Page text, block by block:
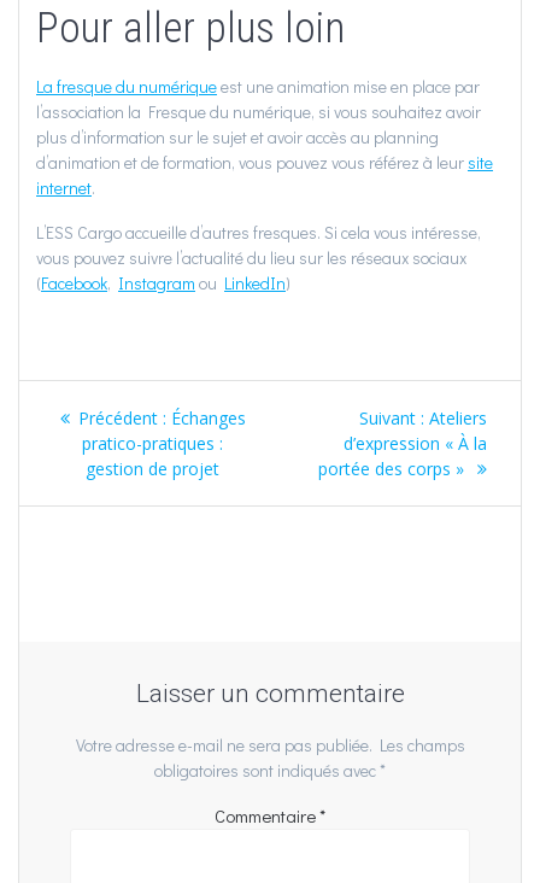
Pour aller plus loin
La fresque du numériqueest une animation mise en place par
l’association la Fresque du numérique, si vous souhaitez avoir
plus d’information sur le sujet et avoir accès au planning
d’animation et de formation, vous pouvez vous référez à leur site
internet.
L’ESS Cargo accueille d’autres fresques. Si cela vous intéresse,
vous pouvez suivre l’actualité du lieu sur les réseaux sociaux
(Facebook, Instagram ou LinkedIn)
Navigation
l’article
Précédent : Article
précédent
:
Échanges
pratico-pratiques :
gestion de projet
Suivant : Article
suivant
:
Ateliers
d’expression « À la
portée des corps »
Laisser un commentaire
Votre adresse e-mail ne sera pas publiée. Les champs
obligatoires sont indiqués avec*
Commentaire*